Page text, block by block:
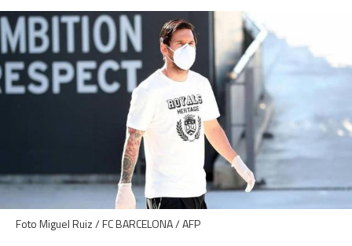
Foto Miguel Ruiz / FC BARCELONA / AFP